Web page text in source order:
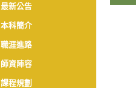
最新公告
本科簡介
職涯進路
師資陣容
課程規劃